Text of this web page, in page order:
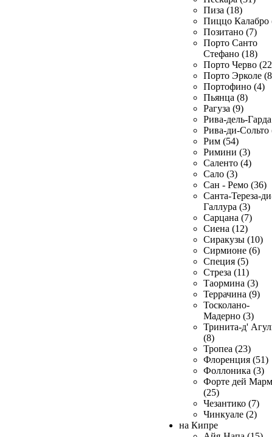
Пиза (18)
Пиццо Калабро
Позитано (7)
Порто Санто
Стефано (18)
Порто Черво
Порто Эрколе
Портофино (4)
Пьянца (8)
Рагуза (9)
Рива-дель-
Рива-ди-Сольто
Рим (54)
Римини (3)
Саленто (4)
Сало (3)
Сан - Ремо (36)
Санта-Тереза-
Галлура (3)
Сарцана (7)
Сиена (12)
Сиракузы (10)
Сирмионе (6)
Специя (5)
Стреза (11)
Таормина (3)
Террачина (9)
Тосколано-
Мадерно (3)
Тринита-д'
(8)
Тропеа (23)
Флоренция (51)
Фоллоника (3)
Форте дей
(25)
Чезантико (7)
Чинкуале (2)
на Кипре